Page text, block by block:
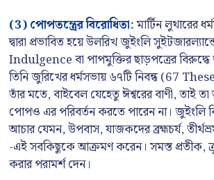
(3) পোপতন্ত্রের বিরোধিতা:মার্টিন লুথারের
দ্বারা প্রভাবিত হয়ে উলরিখ জুইংলি
Indulgence বা পাপমুক্তির ছাড়পত্রের বিরুদ্ধে
তিনি জুরিখের ধর্মসভায় ৬৭টি নিবন্ধ (67
তাঁর মতে, বাইবেল যেহেতু ঈশ্বরের বাণী, তাই তা
পোপও এর পরিবর্তন করতে পারেন না। জুইংলি
আচার যেমন, উপবাস, যাজকদের ব্রহ্মচর্য,
-এই সবকিছুকে আক্রমণ করেন। সমস্ত প্রতীক,
করার পরামর্শ দেন।